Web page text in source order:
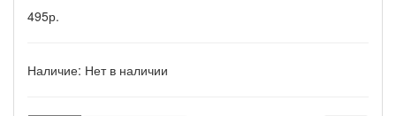
495р.
Наличие: Нет в наличии